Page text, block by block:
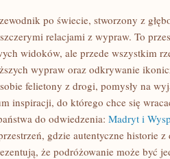
po świecie, stworzony z
relacjami z wypraw. To
widoków, ale przede wszystkim
wypraw oraz odkrywanie
felietony z drogi, pomysły na
inspiracji, do którego chce się
do odwiedzenia: Madryt i
gdzie autentyczne historie
że podróżowanie może być